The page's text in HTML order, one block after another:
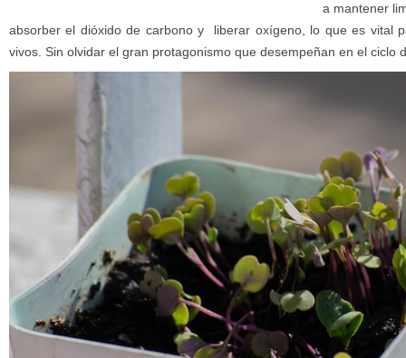
a mantener
absorber el dióxido de carbono y liberar oxígeno, lo que es vital
vivos. Sin olvidar el gran protagonismo que desempeñan en el ciclo